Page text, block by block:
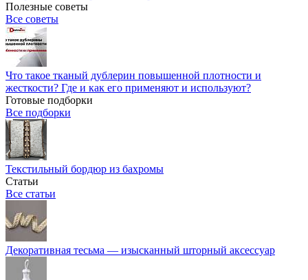
Полезные советы
Все советы
Что такое тканый дублерин повышенной плотности и
жесткости? Где и как его применяют и используют?
Готовые подборки
Все подборки
Текстильный бордюр из бахромы
Статьи
Все статьи
Декоративная тесьма — изысканный шторный аксессуар